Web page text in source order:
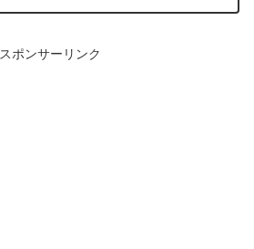
スポンサーリンク